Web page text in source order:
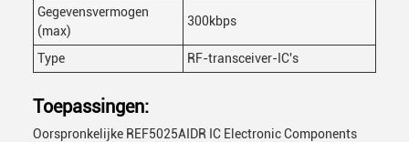
Gegevensvermogen
(max)
300kbps
Type RF-transceiver-IC's
Toepassingen:
Oorspronkelijke REF5025AIDR IC Electronic Components